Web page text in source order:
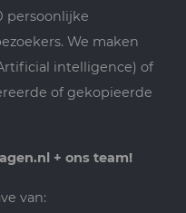
persoonlijke
We maken
intelligence) of
of gekopieerde
+ ons team!
van: